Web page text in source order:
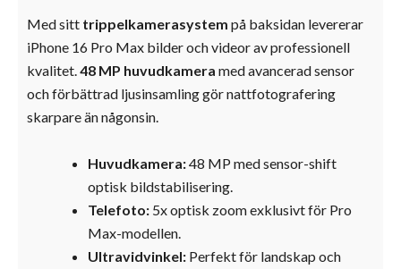
Med sitt trippelkamerasystem på baksidan levererar
iPhone 16 Pro Max bilder och videor av professionell
kvalitet.48 MP huvudkamera med avancerad sensor
och förbättrad ljusinsamling gör nattfotografering
skarpare än någonsin.
Huvudkamera:48 MP med sensor-shift
optisk bildstabilisering.
Telefoto: 5x optisk zoom exklusivt för Pro
Max-modellen.
Ultra­vidvinkel: Perfekt för landskap och